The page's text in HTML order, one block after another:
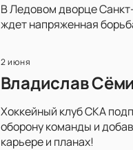
В Ледовом дворце
ждет напряженная
2 июня
Владислав
Хоккейный клуб СКА
оборону команды и
карьере и планах!